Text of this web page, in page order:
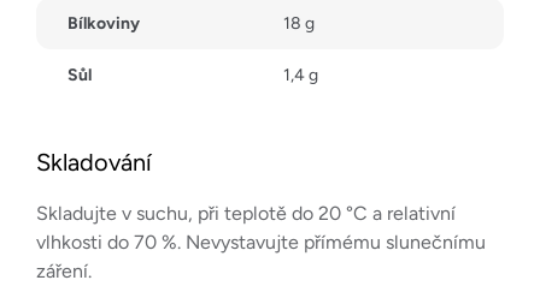
Bílkoviny 18 g
Sůl 1,4 g
Skladování
Skladujte v suchu, při teplotě do 20 °C a relativní
vlhkosti do 70 %. Nevystavujte přímému slunečnímu
záření.